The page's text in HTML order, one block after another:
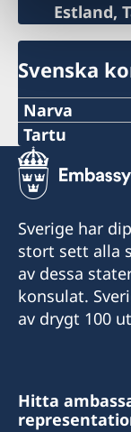
Estland,
Svenska
Narva
Tel:
+372 356 5670
Narva Gate OÜ
Kose 12,
Honorärkonsul
Tartu
Tel:
+372 50 46570
E-post:
Nordiska
Måndagar
Stängt för
Sverige har
stort sett alla
av dessa
konsulat.
av drygt 100
Hitta